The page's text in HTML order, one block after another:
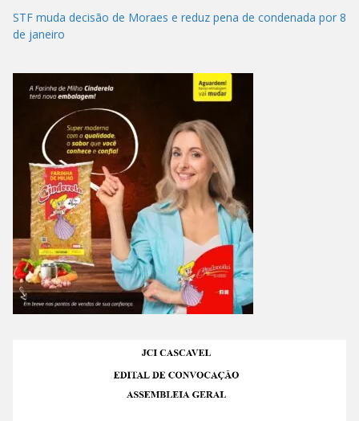
STF muda decisão de Moraes e reduz pena de condenada por 8
de janeiro